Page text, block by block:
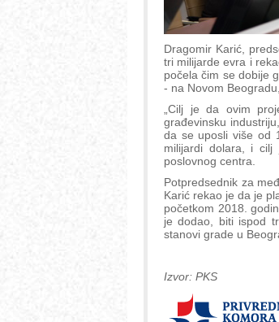
Dragomir Karić,
tri milijarde evra i
počela čim se dobije
- na Novom
„Cilj je da ovim
građevinsku
da se uposli više od
milijardi dolara, i cilj
poslovnog centra.
Potpredsednik za
Karić rekao je da je
početkom 2018.
je dodao, biti ispod
stanovi grade u
Izvor: PKS